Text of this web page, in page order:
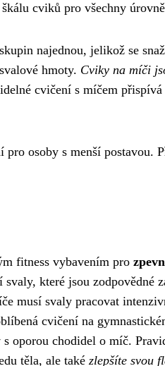
cviků pro všechny
najednou, jelikož se
hmoty. Cviky na míči
cvičení s míčem
osoby s menší postavou.
fitness vybavením pro
které jsou zodpovědné
musí svaly pracovat
cvičení na
oporou chodidel o míč.
těla, ale také zlepšíte svou